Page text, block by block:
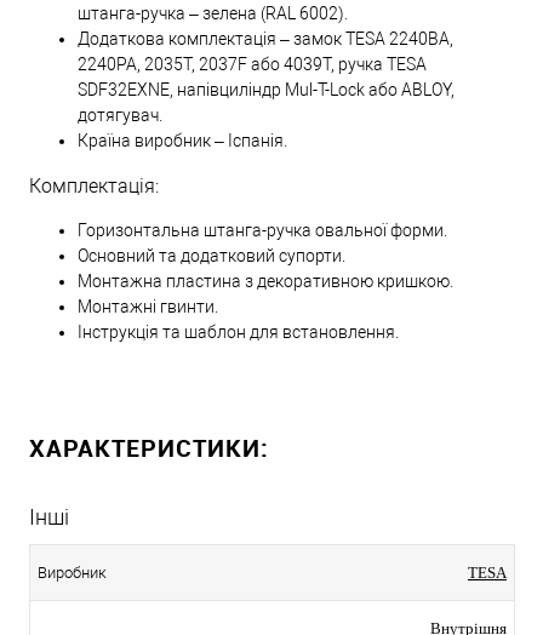
штанга-ручка – зелена (RAL 6002).
Додаткова комплектація – замок TESA 2240ВА,
2240РА, 2035T, 2037F або 4039T, ручка TESA
SDF32EXNE, напівциліндр Mul-T-Lock або ABLOY,
дотягувач.
Країна виробник – Іспанія.
Комплектація:
Горизонтальна штанга-ручка овальної форми.
Основний та додатковий супорти.
Монтажна пластина з декоративною кришкою.
Монтажні гвинти.
Інструкція та шаблон для встановлення.
ХАРАКТЕРИСТИКИ:
Інші
Виробник TESA
Внутрішня